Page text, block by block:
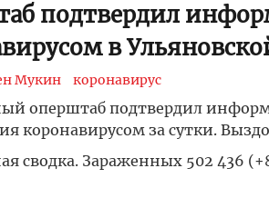
подтвердил
в
Мукин коронавирус
оперштаб подтвердил
коронавирусом за сутки.
сводка. Зараженных 502 436